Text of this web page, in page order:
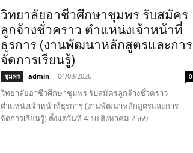
วิทยาลัยอาชีวศึกษาชุมพร รับสมัคร
ลูกจ้างชั่วคราว ตำแหน่งเจ้าหน้าที่
ธุรการ (งานพัฒนาหลักสูตรและการ
จัดการเรียนรู้)
ชุมพร admin - 04/08/2026 0
วิทยาลัยอาชีวศึกษาชุมพร รับสมัครลูกจ้างชั่วคราว
ตำแหน่งเจ้าหน้าที่ธุรการ (งานพัฒนาหลักสูตรและการ
จัดการเรียนรู้) ตั้งแต่วันที่ 4-10 สิงหาคม 2569